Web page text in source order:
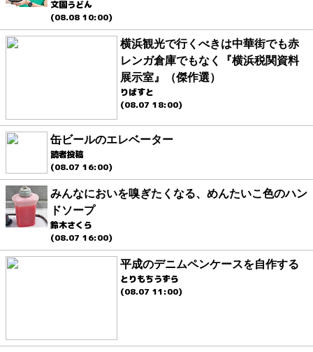
文園うどん
(08.08 10:00)
横浜観光で行くべきは中華街でも赤
レンガ倉庫でもなく『横浜税関資料
展示室』（傑作選）
りばすと
(08.07 18:00)
缶ビールのエレベーター
読者投稿
(08.07 16:00)
みんなにおいを嗅ぎたくなる、めんたいこ色のハン
ドソープ
鈴木さくら
(08.07 16:00)
平成のデニムペンケースを自作する
とりもちうずら
(08.07 11:00)